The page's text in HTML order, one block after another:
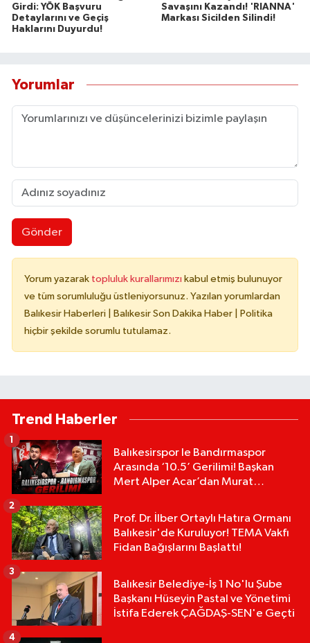
Girdi: YÖK Başvuru
Detaylarını ve Geçiş
Haklarını Duyurdu!
Savaşını Kazandı! 'RIANNA'
Markası Sicilden Silindi!
Yorumlar
Gönder
Yorum yazarak topluluk kurallarımızı kabul etmiş bulunuyor
ve tüm sorumluluğu üstleniyorsunuz. Yazılan yorumlardan
Balıkesir Haberleri | Balıkesir Son Dakika Haber | Politika
hiçbir şekilde sorumlu tutulamaz.
Trend Haberler
Balıkesirspor le Bandırmaspor
Arasında ‘10.5’ Gerilimi! Başkan
Mert Alper Acar’dan Murat
1
Prof. Dr. İlber Ortaylı Hatıra Ormanı
Balıkesir'de Kuruluyor! TEMA Vakfı
Fidan Bağışlarını Başlattı!
2
Balıkesir Belediye-İş 1 No'lu Şube
Başkanı Hüseyin Pastal ve Yönetimi
İstifa Ederek ÇAĞDAŞ-SEN'e Geçti
3
4